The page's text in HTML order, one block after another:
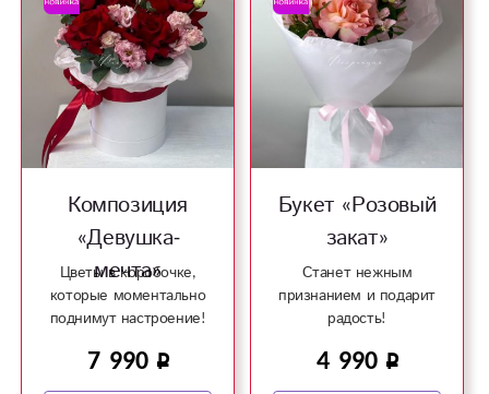
Композиция
«Девушка-
мечта»
Цветы в коробочке,
которые моментально
поднимут настроение!
7 990
Букет «Розовый
закат»
Станет нежным
признанием и подарит
радость!
4 990